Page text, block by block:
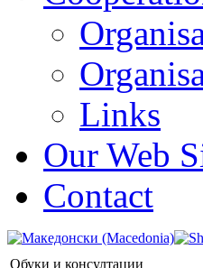
Links
Our Web
Contact
Обуки и консултации